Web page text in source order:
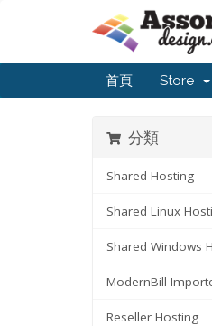
首頁 Store
分類
Shared Hosting
Shared Linux
Shared Windows
ModernBill
Reseller Hosting